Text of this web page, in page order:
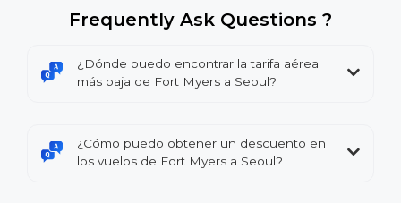
Frequently Ask Questions ?
¿Dónde puedo encontrar la tarifa aérea
más baja de Fort Myers a Seoul?
¿Cómo puedo obtener un descuento en
los vuelos de Fort Myers a Seoul?